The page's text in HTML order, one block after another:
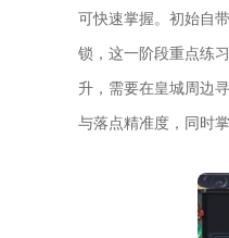
可快速掌握。初始自
锁，这一阶段重点练
升，需要在皇城周边
与落点精准度，同时